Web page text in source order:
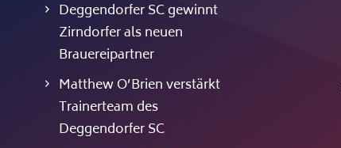
Deggendorfer SC gewinnt
Zirndorfer als neuen
Brauereipartner
Matthew O’Brien verstärkt
Trainerteam des
Deggendorfer SC